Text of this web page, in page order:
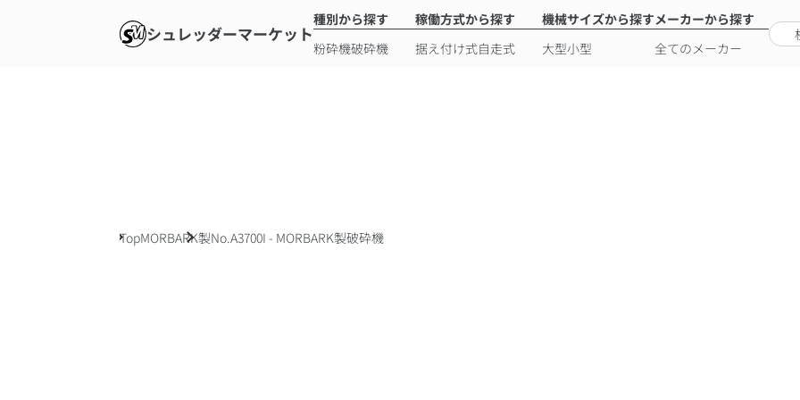
シュレッダーマーケット
種別から探す
粉砕機破砕機
稼働方式から探す
据え付け式自走式
機械サイズから探す
大型小型
メーカーから探す
全てのメーカー
TopMORBARK製No.A3700I - MORBARK製破砕機